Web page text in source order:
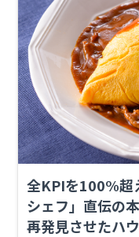
全KPIを100%超
シェフ」直伝の
再発見させたハ